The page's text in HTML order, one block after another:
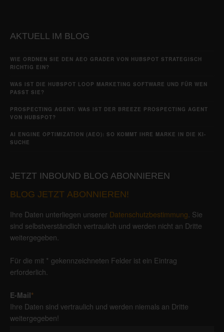
AKTUELL IM BLOG
WIE ORDNEN SIE DEN AEO GRADER VON HUBSPOT STRATEGISCH
RICHTIG EIN?
WAS IST DIE HUBSPOT LOOP MARKETING SOFTWARE UND FÜR WEN
PASST SIE?
PROSPECTING AGENT: WAS IST DER BREEZE PROSPECTING AGENT
VON HUBSPOT?
AI ENGINE OPTIMIZATION (AEO): SO KOMMT IHRE MARKE IN DIE KI-
SUCHE
JETZT INBOUND BLOG ABONNIEREN
BLOG JETZT ABONNIEREN!
Ihre Daten unterliegen unserer Datenschutzbestimmung . Sie
sind selbstverständlich vertraulich und werden nicht an Dritte
weitergegeben.
Für die mit * gekennzeichneten Felder ist ein Eintrag
erforderlich.
E-Mail*
Ihre Daten sind vertraulich und werden niemals an Dritte
weitergegeben!